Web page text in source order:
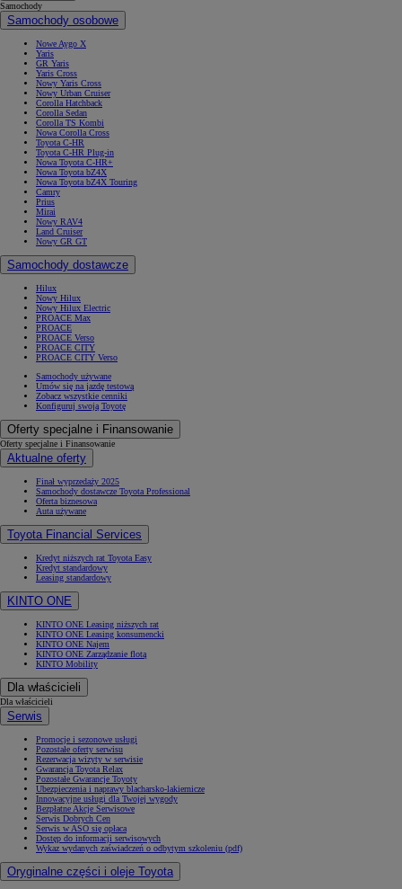
Samochody
Samochody osobowe
Nowe Aygo X
Yaris
GR Yaris
Yaris Cross
Nowy Yaris Cross
Nowy Urban Cruiser
Corolla Hatchback
Corolla Sedan
Corolla TS Kombi
Nowa Corolla Cross
Toyota C-HR
Toyota C-HR Plug-in
Nowa Toyota C-HR+
Nowa Toyota bZ4X
Nowa Toyota bZ4X Touring
Camry
Prius
Mirai
Nowy RAV4
Land Cruiser
Nowy GR GT
Samochody dostawcze
Hilux
Nowy Hilux
Nowy Hilux Electric
PROACE Max
PROACE
PROACE Verso
PROACE CITY
PROACE CITY Verso
Samochody używane
Umów się na jazdę testową
Zobacz wszystkie cenniki
Konfiguruj swoją Toyotę
Oferty specjalne i Finansowanie
Oferty specjalne i Finansowanie
Aktualne oferty
Finał wyprzedaży 2025
Samochody dostawcze Toyota Professional
Oferta biznesowa
Auta używane
Toyota Financial Services
Kredyt niższych rat Toyota Easy
Kredyt standardowy
Leasing standardowy
KINTO ONE
KINTO ONE Leasing niższych rat
KINTO ONE Leasing konsumencki
KINTO ONE Najem
KINTO ONE Zarządzanie flotą
KINTO Mobility
Dla właścicieli
Dla właścicieli
Serwis
Promocje i sezonowe usługi
Pozostałe oferty serwisu
Rezerwacja wizyty w serwisie
Gwarancja Toyota Relax
Pozostałe Gwarancje Toyoty
Ubezpieczenia i naprawy blacharsko-lakiernicze
Innowacyjne usługi dla Twojej wygody
Bezpłatne Akcje Serwisowe
Serwis Dobrych Cen
Serwis w ASO się opłaca
Dostęp do informacji serwisowych
Wykaz wydanych zaświadczeń o odbytym szkoleniu (pdf)
Oryginalne części i oleje Toyota